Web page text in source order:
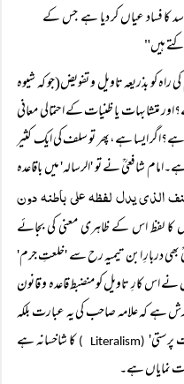
فساد عیاں کر دیا ہے جس کے
ہیں"
راہ کو بذریعہ تاویل و تفویض(جو کہ شیوہ
متشابہات یا ظنیات کے احتمالی معانی
ایسا ہے،پھر تو سلف کی ایک کثیر
شافعیؒ نے تو 'الرسالہ' میں باقاعدہ
الذی یدل لفظہ علی باطنہ دون
لفظ اس کے ظاہری معنی کی بجائے
بھی دربارِ ابن تیمیہ رح سے 'خلعتِ جرم'
نے اس کارِ تاویل کو منضبط قاعدہ و قانون
ہے کہ علامہ صاحب کی یہ عبارت بلکہ
(Literalism )
کا شاخسانہ ہے
نمایاں ہے۔